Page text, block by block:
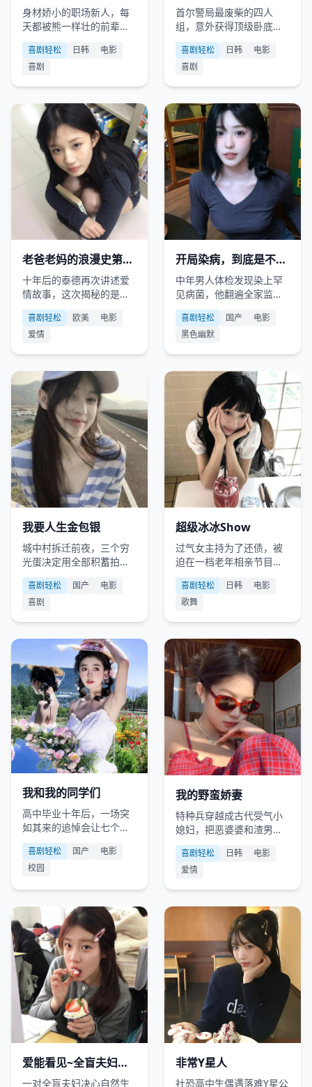
身材娇小的职场新人，每
天都被熊一样壮的前辈用
“父爱如山”般的关怀烦死。
喜剧轻松 日韩
电影
喜剧
首尔警局最废柴的四人
组，意外获得顶级卧底装
备，每次想耍帅却总是闹
出国际笑话。
喜剧轻松 日韩
电影
喜剧
老爸老妈的浪漫史第六
季
十年后的泰德再次讲述爱
情故事，这次揭秘的是老
妈视角下的隐秘往事。
喜剧轻松 欧美
电影
爱情
开局染病，到底是不是
我老婆干的
中年男人体检发现染上罕
见病菌，他翻遍全家监
控，锁定唯一嫌疑人——
天天给他煲汤的老婆。
喜剧轻松 国产
电影
黑色幽默
我要人生金包银
城中村拆迁前夜，三个穷
光蛋决定用全部积蓄拍一
部“土味电影”，让自己的人
生“金包银”。
喜剧轻松 国产
电影
喜剧
超级冰冰Show
过气女主持为了还债，被
迫在一档老年相亲节目里
表演“冰上脱衣舞”。
喜剧轻松 日韩
电影
歌舞
我和我的同学们
高中毕业十年后，一场突
如其来的追悼会让七个老
同学重新聚首，却揭开了
当年一句玩笑话背后的沉
重代价。
喜剧轻松 国产
电影
校园
我的野蛮娇妻
特种兵穿越成古代受气小
媳妇，把恶婆婆和渣男老
公按在地上摩擦。
喜剧轻松 日韩
电影
爱情
爱能看见~全盲夫妇孕
育的小小生命
一对全盲夫妇决心自然生
非常Y星人
社恐高中生偶遇落难Y星公